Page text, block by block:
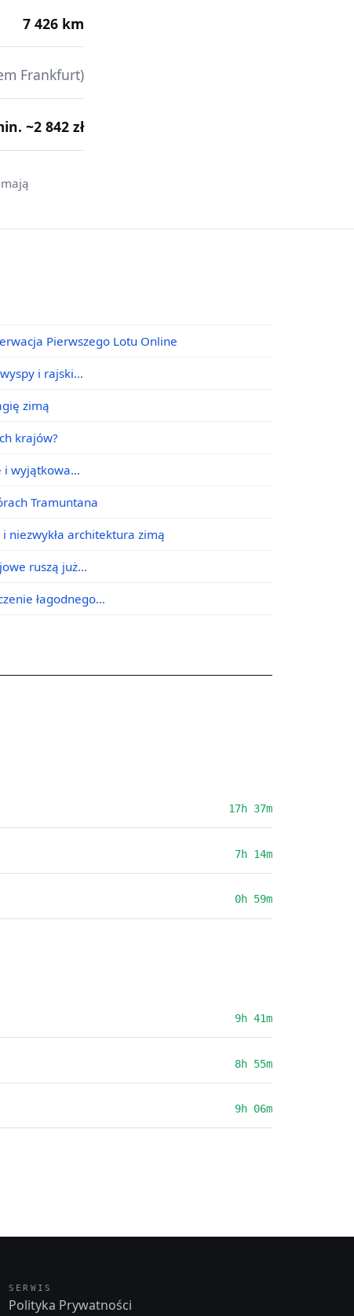
7 426 km
Frankfurt)
~2 842 zł
Pierwszego Lotu Online
i rajski…
zimą
krajów?
i wyjątkowa…
Tramuntana
niezwykła architektura zimą
ruszą już…
łagodnego…
17h 37m
7h 14m
0h 59m
9h 41m
8h 55m
9h 06m
SERWIS
Polityka Prywatności